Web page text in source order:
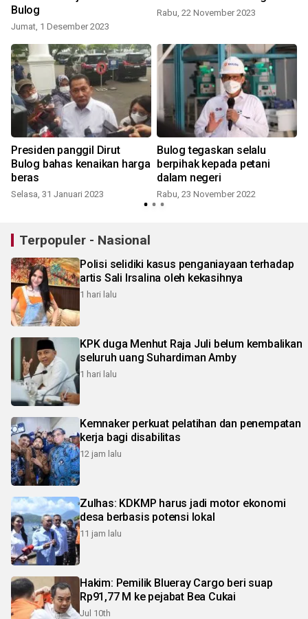
Bulog
Jumat, 1 Desember 2023
Rabu, 22 November 2023
Presiden panggil Dirut
Bulog bahas kenaikan harga
beras
Selasa, 31 Januari 2023
Bulog tegaskan selalu
berpihak kepada petani
dalam negeri
Rabu, 23 November 2022
Terpopuler - Nasional
Polisi selidiki kasus penganiayaan terhadap
artis Sali Irsalina oleh kekasihnya
1 hari lalu
KPK duga Menhut Raja Juli belum kembalikan
seluruh uang Suhardiman Amby
1 hari lalu
Kemnaker perkuat pelatihan dan penempatan
kerja bagi disabilitas
12 jam lalu
Zulhas: KDKMP harus jadi motor ekonomi
desa berbasis potensi lokal
11 jam lalu
Hakim: Pemilik Blueray Cargo beri suap
Rp91,77 M ke pejabat Bea Cukai
Jul 10th